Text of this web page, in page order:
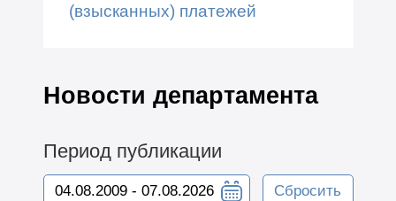
(взысканных) платежей
Новости департамента
Период публикации
Сбросить